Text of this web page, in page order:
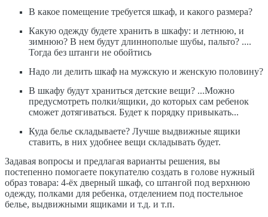
В какое помещение требуется шкаф, и какого размера?
Какую одежду будете хранить в шкафу: и летнюю, и
зимнюю? В нем будут длиннополые шубы, пальто? ....
Тогда без штанги не обойтись
Надо ли делить шкаф на мужскую и женскую половину?
В шкафу будут храниться детские вещи? ...Можно
предусмотреть полки/ящики, до которых сам ребенок
сможет дотягиваться. Будет к порядку привыкать...
Куда белье складываете? Лучше выдвижные ящики
ставить, в них удобнее вещи складывать будет.
Задавая вопросы и предлагая варианты решения, вы
постепенно помогаете покупателю создать в голове нужный
образ товара: 4-ёх дверный шкаф, со штангой под верхнюю
одежду, полками для ребенка, отделением под постельное
белье, выдвижными ящиками и т.д. и т.п.